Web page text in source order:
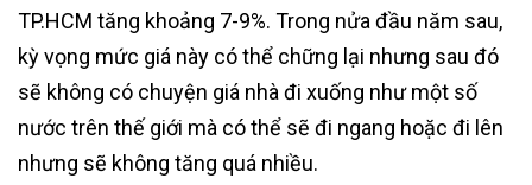
TP.HCM tăng khoảng 7-9%. Trong nửa đầu năm sau,
kỳ vọng mức giá này có thể chững lại nhưng sau đó
sẽ không có chuyện giá nhà đi xuống như một số
nước trên thế giới mà có thể sẽ đi ngang hoặc đi lên
nhưng sẽ không tăng quá nhiều.